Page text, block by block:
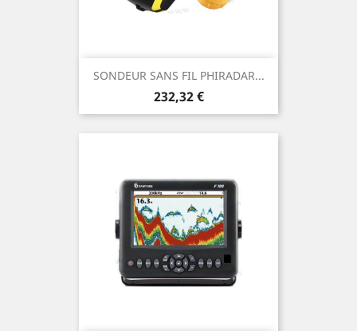
SONDEUR SANS FIL PHIRADAR...
Prix
232,32 €